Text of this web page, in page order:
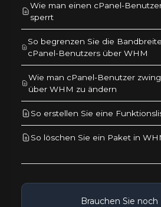
Wie man einen cPanel-
sperrt
So begrenzen Sie die
cPanel-Benutzers über WHM
Wie man cPanel-Benutzer
über WHM zu ändern
So erstellen Sie eine
So löschen Sie ein Paket in
Brauchen Sie noch